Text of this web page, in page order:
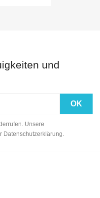
und
Unsere
Datenschutzerklärung.